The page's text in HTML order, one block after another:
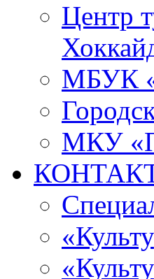
Центр
МБУК
МКУ